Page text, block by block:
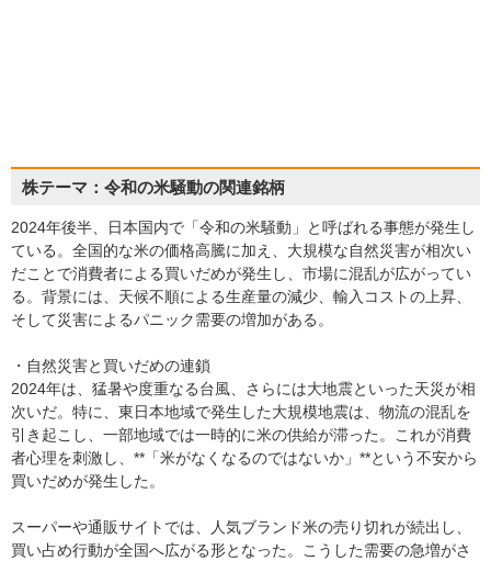
株テーマ：令和の米騒動の関連銘柄
2024年後半、日本国内で「令和の米騒動」と呼ばれる事態が発生し
ている。全国的な米の価格高騰に加え、大規模な自然災害が相次い
だことで消費者による買いだめが発生し、市場に混乱が広がってい
る。背景には、天候不順による生産量の減少、輸入コストの上昇、
そして災害によるパニック需要の増加がある。
・自然災害と買いだめの連鎖
2024年は、猛暑や度重なる台風、さらには大地震といった天災が相
次いだ。特に、東日本地域で発生した大規模地震は、物流の混乱を
引き起こし、一部地域では一時的に米の供給が滞った。これが消費
者心理を刺激し、**「米がなくなるのではないか」**という不安から
買いだめが発生した。
スーパーや通販サイトでは、人気ブランド米の売り切れが続出し、
買い占め行動が全国へ広がる形となった。こうした需要の急増がさ